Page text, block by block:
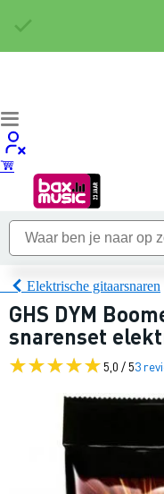
Elektrische gitaarsnaren
GHS DYM
snarenset
5,0 / 53